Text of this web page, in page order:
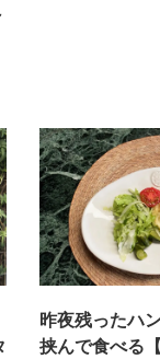
昨夜残ったハ
挟んで食べる